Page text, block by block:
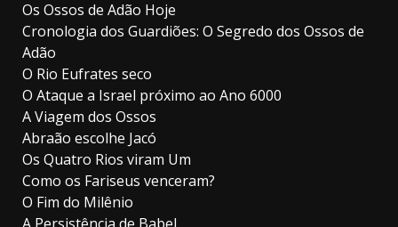
Os Ossos de Adão Hoje
Cronologia dos Guardiões: O Segredo dos Ossos de
Adão
O Rio Eufrates seco
O Ataque a Israel próximo ao Ano 6000
A Viagem dos Ossos
Abraão escolhe Jacó
Os Quatro Rios viram Um
Como os Fariseus venceram?
O Fim do Milênio
A Persistência de Babel